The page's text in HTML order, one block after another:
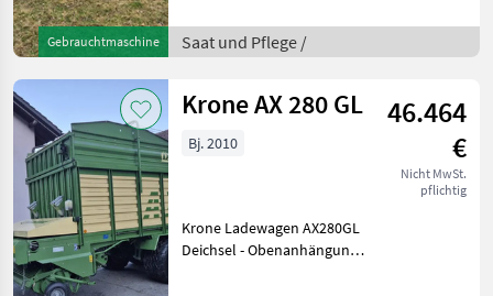
Gebrauchtmaschine
und Pflege Striegel /
Federzahnegge
Saat und Pflege /
Krone AX 280 GL
46.464
€
Nicht MwSt.
pflichtig
Bj. 2010
Krone Ladewagen AX280GL
Deichsel - Obenanhängung